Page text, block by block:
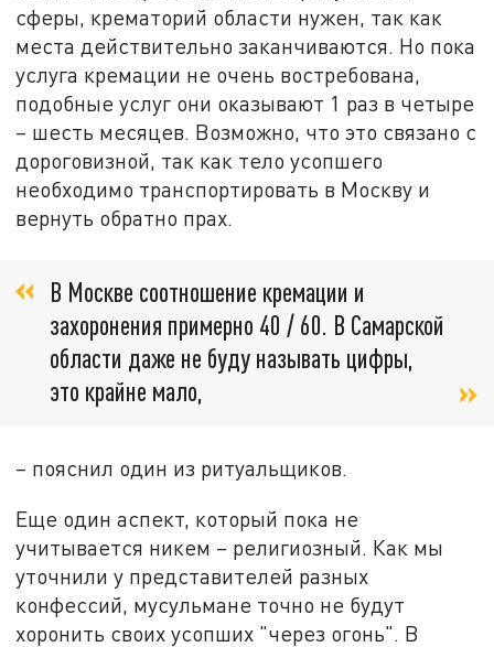
сферы, крематорий области нужен, так как
места действительно заканчиваются. Но пока
услуга кремации не очень востребована,
подобные услуг они оказывают 1 раз в четыре
– шесть месяцев. Возможно, что это связано с
дороговизной, так как тело усопшего
необходимо транспортировать в Москву и
вернуть обратно прах.
В Москве соотношение кремации и
захоронения примерно 40 / 60. В Самарской
области даже не буду называть цифры,
это крайне мало,
– пояснил один из ритуальщиков.
Еще один аспект, который пока не
учитывается никем – религиозный. Как мы
уточнили у представителей разных
конфессий, мусульмане точно не будут
хоронить своих усопших "через огонь". В